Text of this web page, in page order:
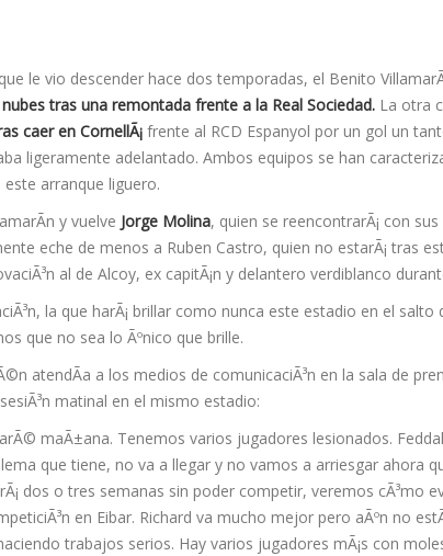
le vio descender hace dos temporadas, el Benito
tras una remontada frente a la Real Sociedad. La otra
caer en CornellÃ¡ frente al RCD Espanyol por un gol un
ligeramente adelantado. Ambos equipos se han
arranque liguero.
y vuelve Jorge Molina, quien se reencontrarÃ¡ con
eche de menos a Ruben Castro, quien no estarÃ¡ tras
al de Alcoy, ex capitÃ¡n y delantero verdiblanco
la que harÃ¡ brillar como nunca este estadio en el
que no sea lo Ãºnico que brille.
atendÃ­a a los medios de comunicaciÃ³n en la sala de
matinal en el mismo estadio:
maÃ±ana. Tenemos varios jugadores lesionados.
que tiene, no va a llegar y no vamos a arriesgar ahora
dos o tres semanas sin poder competir, veremos cÃ³mo
en Eibar. Richard va mucho mejor pero aÃºn no
trabajos serios. Hay varios jugadores mÃ¡s con